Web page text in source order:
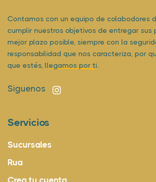
Contamos con un equipo de colabodores
cumplir nuestros objetivos de entregar sus
mejor plazo posible, siempre con la
responsabilidad que nos caracteriza, por
que estés, llegamos por ti.
Siguenos
Servicios
Sucursales
Rua
Crea tu cuenta